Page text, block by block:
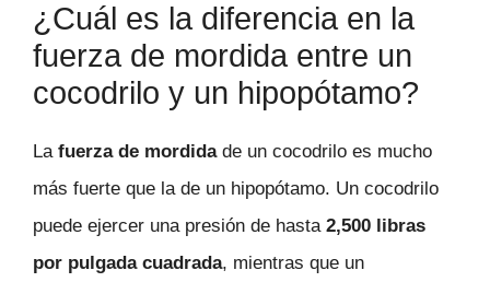
¿Cuál es la diferencia en la
fuerza de mordida entre un
cocodrilo y un hipopótamo?
La fuerza de mordidade un cocodrilo es mucho
más fuerte que la de un hipopótamo. Un cocodrilo
puede ejercer una presión de hasta 2,500 libras
por pulgada cuadrada, mientras que un